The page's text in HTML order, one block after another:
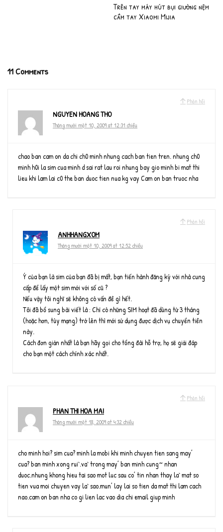
Trên tay máy hút bụi giường nệm
cầm tay Xiaomi Mijia
11 Comments
Phản hồi
NGUYEN HOANG THO
Tháng mười một 10, 2009 at 12:31 chiều
chao ban cam on da chi ch0 minh nhung cach ban tien tren. nhung ch0
minh h0i la sim cua minh d sai rat lau roi nhung bay gio minh bi mat thi
lieu khi lam lai c0 the ban duoc tien nua kg vay Cam on ban truoc nha
Phản hồi
ANHHANGXOM
Tháng mười một 10, 2009 at 12:52 chiều
Ý của bạn là sim của bạn đã bị mất, bạn tiến hành đăng ký với nhà cung
cấp để lấy một sim mới với số cũ ?
Nếu vậy tôi nghĩ sẽ không có vấn đề gì hết.
Tôi đã bổ sung bài viết là : Chỉ có những SIM hoạt đã dùng từ 3 tháng
(hoặc hơn, tùy mạng) trở lên thì mới sử dụng được dịch vụ chuyển tiền
này.
Cách đơn giản nhất là bạn hãy gọi cho tổng đài hỗ trợ, họ sẽ giải đáp
cho bạn một cách chính xác nhất.
Phản hồi
PHAN THI HOA MAI
Tháng mười một 18, 2009 at 4:32 chiều
cho minh hoi? sim cua? minh la mobi khi minh chuyen tien sang may’
cua? ban minh xong rui`.va` trong may’ ban minh cung~ nhan
duoc.nhung khong hieu tai sao mot luc sau co’ tin nhan thay la` mat so
tien vua moi chuyen vay la` sao.mun’ lay lai so tien da mat thi lam cach
nao.cam on ban nha co gi lien lac vao dia chi email giup minh